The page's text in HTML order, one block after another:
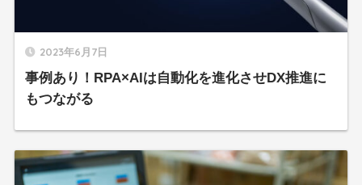
2023年6月7日
事例あり！RPA×AIは自動化を進化させDX推進に
もつながる